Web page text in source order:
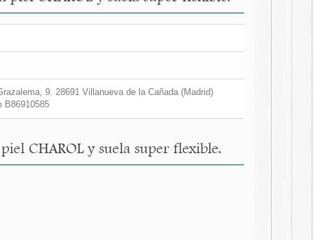
9. 28691 Villanueva de la Cañada (Madrid)
B86910585
CHAROL y suela super flexible.